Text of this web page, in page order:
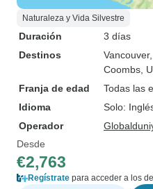
Naturaleza y Vida Silvestre
Duración
3 días
Destinos
Vancouver
Coombs ,
Franja de edad
Todas las
Idioma
Solo:
Operador
Desde
€2,763
Regístrate para acceder a los